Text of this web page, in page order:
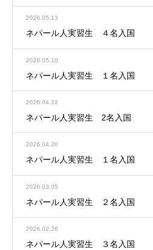
2026.05.13
ネパール人実習生 ４名入国
2026.05.10
ネパール人実習生 １名入国
2026.04.22
ネパール人実習生 2名入国
2026.04.20
ネパール人実習生 １名入国
2026.03.05
ネパール人実習生 ２名入国
2026.02.26
ネパール人実習生 ３名入国